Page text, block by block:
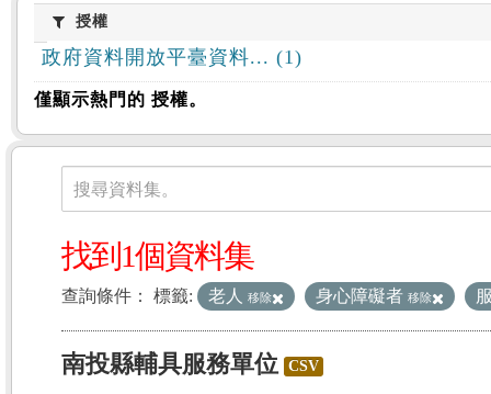
授權授權
政府資料開放平臺資料... (1)
僅顯示熱門的 授權。
資料集
搜尋資料集。
找到1個資料集
查詢條件： 標籤: 老人 移除 身心障礙者 移除
南投縣輔具服務單位 CSV